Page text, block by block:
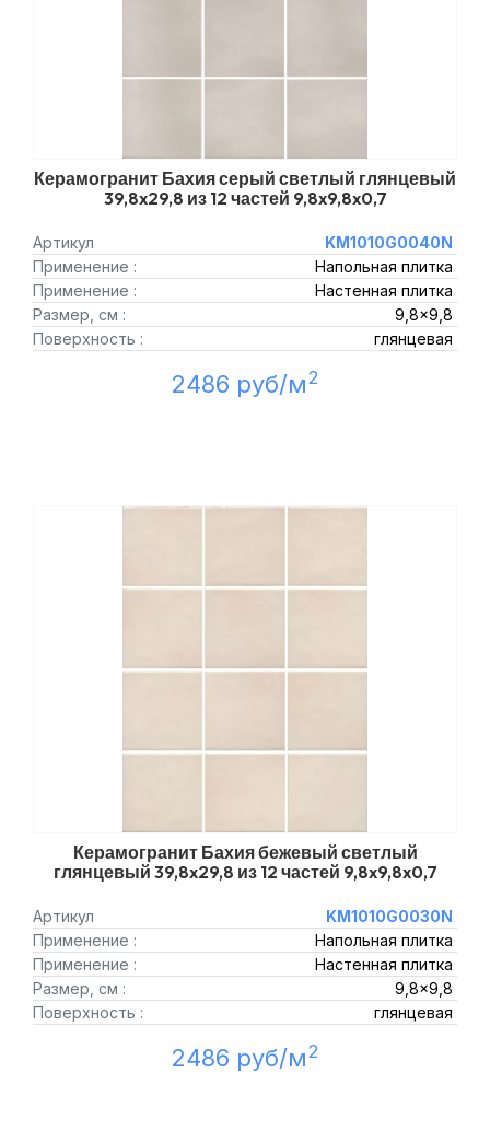
Керамогранит Бахия серый светлый глянцевый
39,8x29,8 из 12 частей 9,8x9,8x0,7
Артикул
KM1010G0040N
Применение :
Напольная плитка
Применение :
Настенная плитка
Размер, см :
9,8x9,8
Поверхность :
глянцевая
2486 руб/м2
Керамогранит Бахия бежевый светлый
глянцевый 39,8x29,8 из 12 частей 9,8x9,8x0,7
Артикул
KM1010G0030N
Применение :
Напольная плитка
Применение :
Настенная плитка
Размер, см :
9,8x9,8
Поверхность :
глянцевая
2486 руб/м2